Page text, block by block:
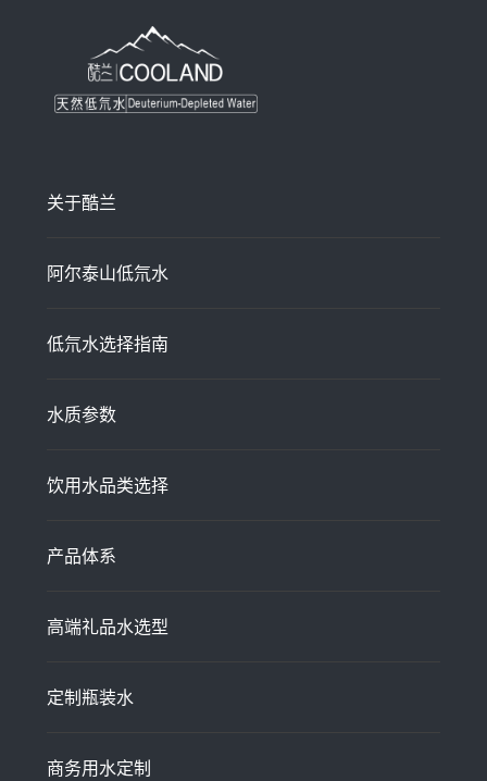
关于酷兰
阿尔泰山低氘水
低氘水选择指南
水质参数
饮用水品类选择
产品体系
高端礼品水选型
定制瓶装水
商务用水定制